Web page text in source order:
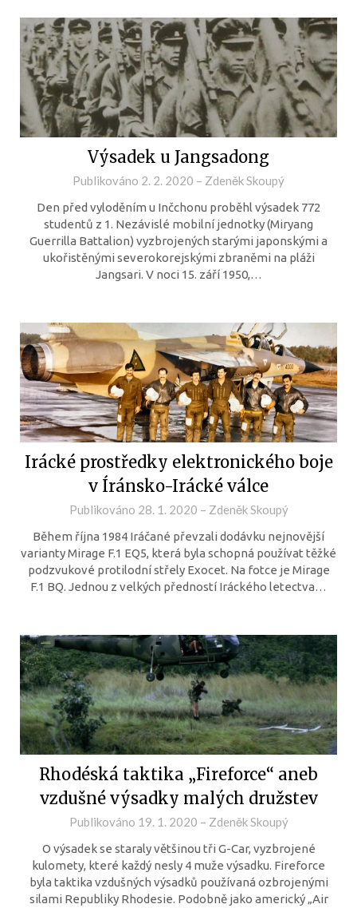
Výsadek u Jangsadong
Publikováno 2. 2. 2020 – Zdeněk Skoupý
Den před vyloděním u Inčchonu proběhl výsadek 772
studentů z 1. Nezávislé mobilní jednotky (Miryang
Guerrilla Battalion) vyzbrojených starými japonskými a
ukořistěnými severokorejskými zbraněmi na pláži
Jangsari. V noci 15. září 1950,…
Irácké prostředky elektronického boje
v Íránsko-Irácké válce
Publikováno 28. 1. 2020 – Zdeněk Skoupý
Během října 1984 Iráčané převzali dodávku nejnovější
varianty Mirage F.1 EQ5, která byla schopná používat těžké
podzvukové protilodní střely Exocet. Na fotce je Mirage
F.1 BQ. Jednou z velkých předností Iráckého letectva…
Rhodéská taktika „Fireforce“ aneb
vzdušné výsadky malých družstev
Publikováno 19. 1. 2020 – Zdeněk Skoupý
O výsadek se staraly většinou tři G-Car, vyzbrojené
kulomety, které každý nesly 4 muže výsadku. Fireforce
byla taktika vzdušných výsadků používaná ozbrojenými
silami Republiky Rhodesie. Podobně jako americký „Air